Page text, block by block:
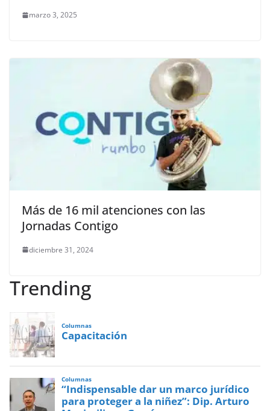
marzo 3, 2025
Más de 16 mil atenciones con las
Jornadas Contigo
diciembre 31, 2024
Trending